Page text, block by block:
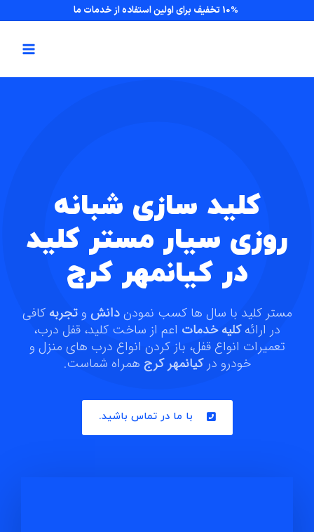
کلید سازی شبانه
روزی سیار مستر کلید
در کیانمهر کرج
مستر کلید با سال ها کسب نمودندانش وتجربهکافی
در ارائهکلیه خدمات اعم از ساخت کلید، قفل درب،
تعمیرات انواع قفل، باز کردن انواع درب های منزل و
خودرو درکیانمهر کرج همراه شماست.
با ما در تماس باشید.